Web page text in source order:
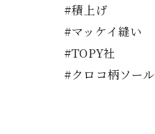
#積上げ
#マッケイ縫い
#TOPY社
#クロコ柄ソール